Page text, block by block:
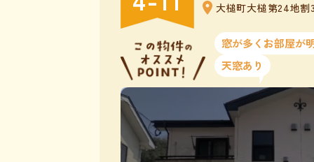
location_on 大槌町大槌第24地割
窓が多くお部屋が
天窓あり